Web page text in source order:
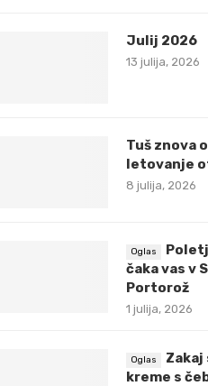
Julij 2026
13 julija, 2026
Tuš znova
letovanje
8 julija, 2026
čaka vas v
Portorož
1 julija, 2026
Zakaj
kreme s